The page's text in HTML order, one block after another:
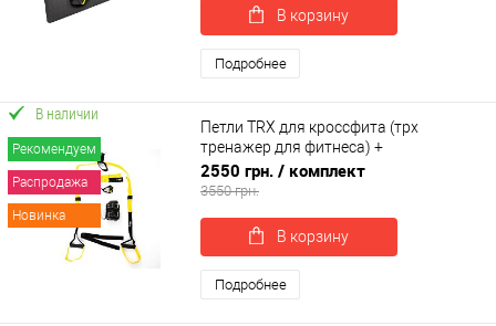
В корзину
Подробнее
Рекомендуем
Распродажа
Новинка
В наличии
Петли TRX для кроссфита (трх
тренажер для фитнеса) +
гравитационные ботинки для турника
OSPORT Set 52 (n-0082)
2550 грн. / комплект
3550 грн.
В корзину
Подробнее